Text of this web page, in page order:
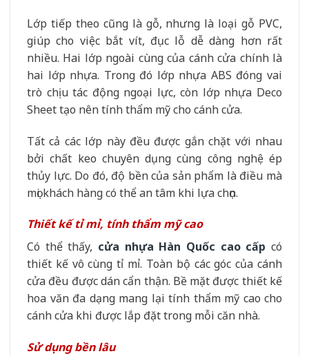
Lớp tiếp theo cũng là gỗ, nhưng là loại gỗ PVC,
giúp cho việc bắt vít, đục lỗ dễ dàng hơn rất
nhiều. Hai lớp ngoài cùng của cánh cửa chính là
hai lớp nhựa. Trong đó lớp nhựa ABS đóng vai
trò chịu tác động ngoại lực, còn lớp nhựa Deco
Sheet tạo nên tính thẩm mỹ cho cánh cửa.
Tất cả các lớp này đều được gắn chặt với nhau
bởi chất keo chuyên dụng cùng công nghệ ép
thủy lực. Do đó, độ bền của sản phẩm là điều mà
mọi khách hàng có thể an tâm khi lựa chọn.
Thiết kế tỉ mỉ, tính thẩm mỹ cao
Có thể thấy, cửa nhựa Hàn Quốc cao cấp có
thiết kế vô cùng tỉ mỉ. Toàn bộ các góc của cánh
cửa đều được dán cẩn thận. Bề mặt được thiết kế
hoa văn đa dạng mang lại tính thẩm mỹ cao cho
cánh cửa khi được lắp đặt trong mỗi căn nhà.
Sử dụng bền lâu